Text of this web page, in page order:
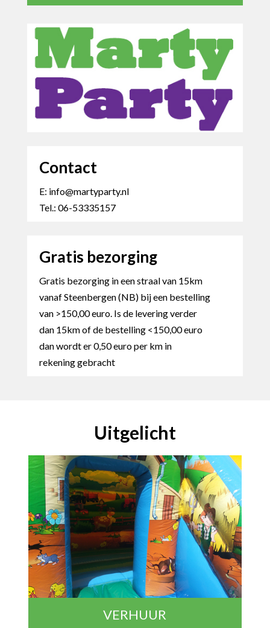
Contact
E: info@martyparty.nl
Tel.: 06-53335157
Gratis bezorging
Gratis bezorging in een straal van 15km
vanaf Steenbergen (NB) bij een bestelling
van >150,00 euro. Is de levering verder
dan 15km of de bestelling <150,00 euro
dan wordt er 0,50 euro per km in
rekening gebracht
Uitgelicht
VERHUUR